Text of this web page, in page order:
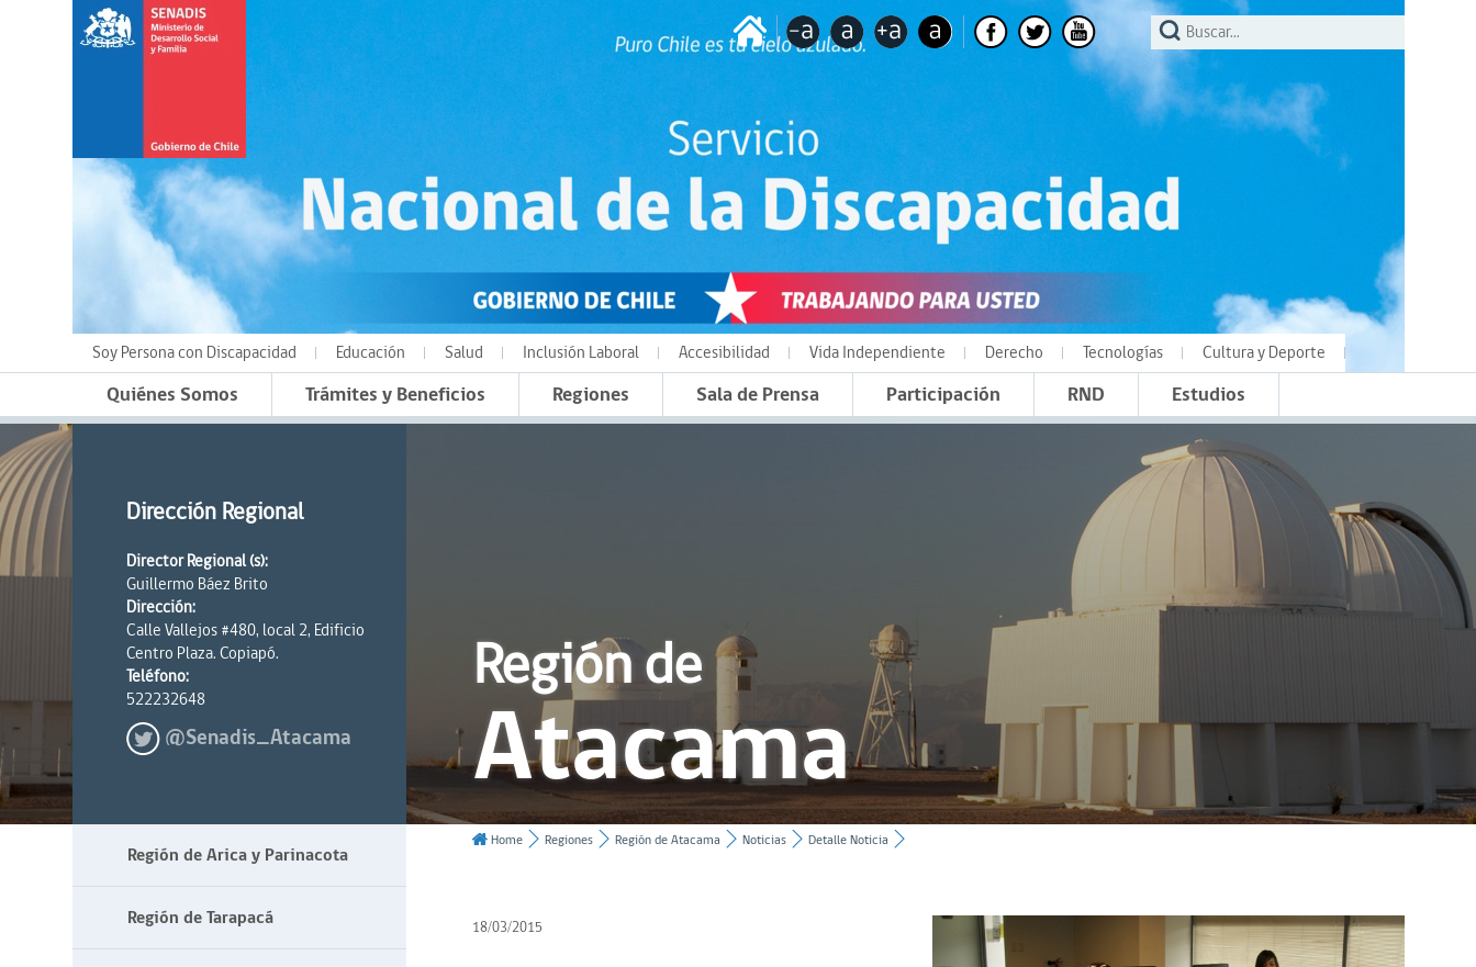
Soy Persona con Discapacidad Educación Salud Inclusión Laboral Accesibilidad Vida Independiente Derecho Tecnologías Cultura y Deporte
Quiénes Somos Trámites y Beneficios Regiones Sala de Prensa Participación RND Estudios
Dirección Regional
Director Regional (s):
Guillermo Báez Brito
Dirección:
Calle Vallejos #480, local 2, Edificio
Centro Plaza. Copiapó.
Teléfono:
522232648
@Senadis_Atacama
Región de
Atacama
Región de Arica y Parinacota
Región de Tarapacá
Home Regiones Región de Atacama Noticias Detalle Noticia
18/03/2015